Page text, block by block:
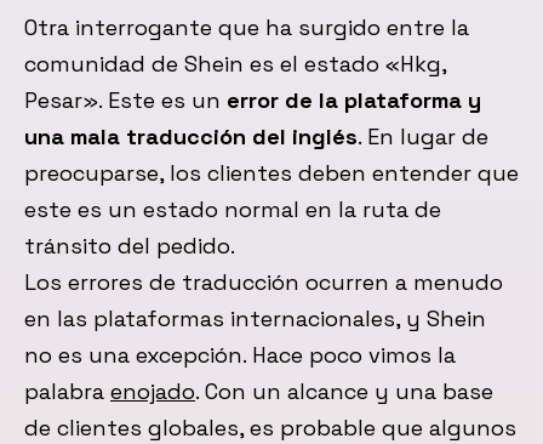
Otra interrogante que ha surgido entre la
comunidad de Shein es el estado «Hkg,
Pesar». Este es un error de la plataforma y
una mala traducción del inglés. En lugar de
preocuparse, los clientes deben entender que
este es un estado normal en la ruta de
tránsito del pedido.
Los errores de traducción ocurren a menudo
en las plataformas internacionales, y Shein
no es una excepción. Hace poco vimos la
palabra enojado. Con un alcance y una base
de clientes globales, es probable que algunos